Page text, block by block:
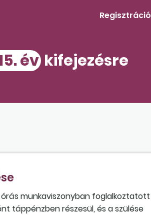
Regisztráció
évkifejezésre
órás munkaviszonyban foglalkoztatott
táppénzben részesül, és a szülése